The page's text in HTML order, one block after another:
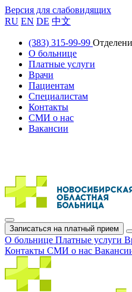
Версия для слабовидящих
RU EN DE 中文
(383) 315-99-99
О больнице
Платные услуги
Врачи
Пациентам
Специалистам
Контакты
СМИ о нас
Вакансии
Записаться на платный прием
О больнице Платные услуги
Контакты СМИ о нас